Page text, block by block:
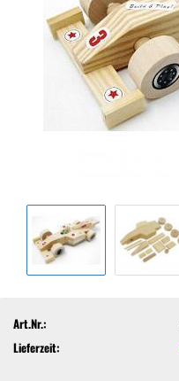
Art.Nr.:
Lieferzeit: